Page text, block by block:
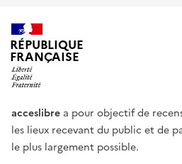
RÉPUBLIQUE
FRANÇAISE
acceslibre a pour objectif de
les lieux recevant du public et de
le plus largement possible.